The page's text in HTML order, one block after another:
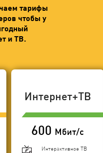
тарифы
чтобы у
и ТВ.
Интернет+ТВ
600 Мбит/с
Интерактивное ТВ